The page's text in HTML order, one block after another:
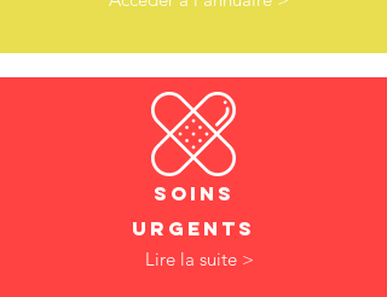
Soins
urgents
Lire la suite >